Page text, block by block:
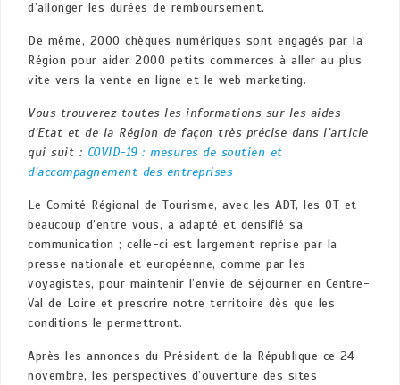
d’allonger les durées de remboursement.
De même, 2000 chèques numériques sont engagés par la
Région pour aider 2000 petits commerces à aller au plus
vite vers la vente en ligne et le web marketing.
Vous trouverez toutes les informations sur les aides
d’Etat et de la Région de façon très précise dans l’article
qui suit : COVID-19 : mesures de soutien et
d’accompagnement des entreprises
Le Comité Régional de Tourisme, avec les ADT, les OT et
beaucoup d’entre vous, a adapté et densifié sa
communication ; celle-ci est largement reprise par la
presse nationale et européenne, comme par les
voyagistes, pour maintenir l’envie de séjourner en Centre-
Val de Loire et prescrire notre territoire dès que les
conditions le permettront.
Après les annonces du Président de la République ce 24
novembre, les perspectives d’ouverture des sites